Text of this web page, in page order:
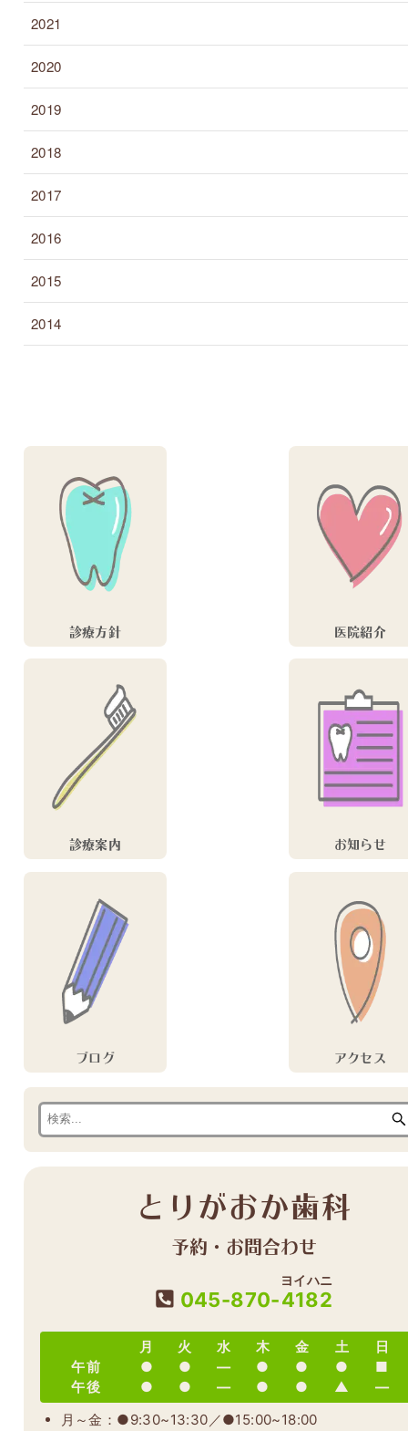
2021
2020
2019
2018
2017
2016
2015
2014
診療方針 医院紹介
診療案内 お知らせ
ブログ アクセス
とりがおか歯科
予約・お問合わせ
045-870-4182
ヨイハニ
月 火 水 木 金 土
日
午前
● ● ― ● ● ●
■
午後
● ● ― ● ● ▲
―
月～金：●9:30~13:30／●15:00~18:00